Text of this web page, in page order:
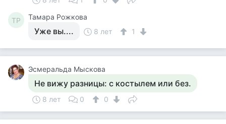
ТР Тамара Рожкова
Уже вы.... 8 лет 1
Эсмеральда Мыскова
Не вижу разницы: с костылем или без.
8 лет 0 0